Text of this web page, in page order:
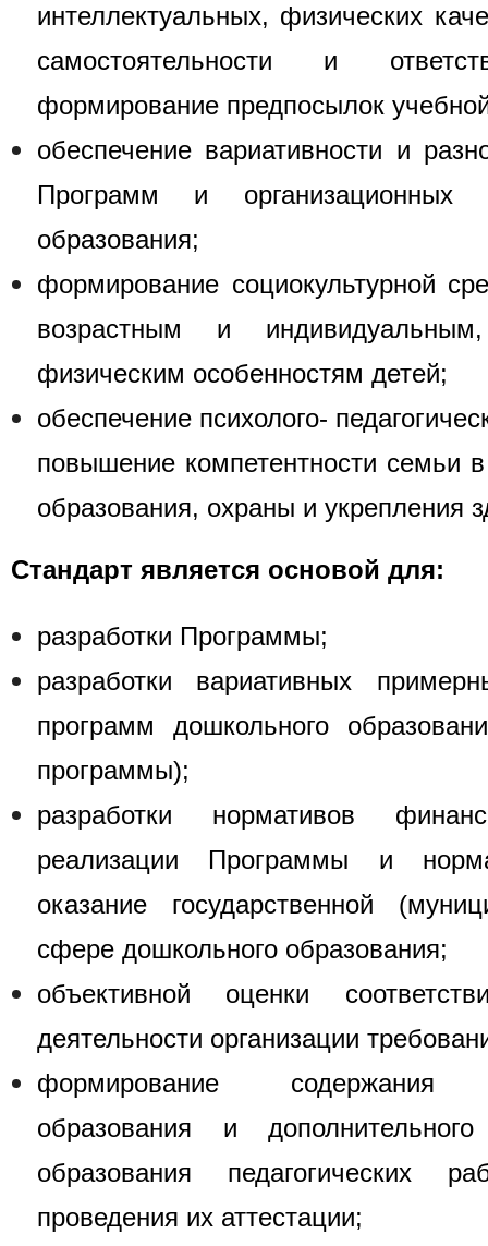
интеллектуальных, физических
самостоятельности и
формирование предпосылок
обеспечение вариативности и
Программ и организационных
образования;
формирование социокультурной
возрастным и
физическим особенностям детей;
обеспечение психолого-
повышение компетентности семьи
образования, охраны и укрепления
Стандарт является основой для:
разработки Программы;
разработки вариативных
программ дошкольного
программы);
разработки нормативов
реализации Программы и
оказание государственной
сфере дошкольного образования;
объективной оценки
деятельности организации
формирование содержания
образования и дополнительного
образования педагогических
проведения их аттестации;